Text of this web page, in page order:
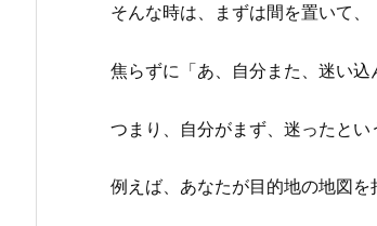
そんな時は、まずは間を置いて、
焦らずに「あ、自分また、迷い込
つまり、自分がまず、迷ったと
例えば、あなたが目的地の地図を